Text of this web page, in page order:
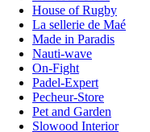
House of Rugby
La sellerie de Maé
Made in Paradis
Nauti-wave
On-Fight
Padel-Expert
Pecheur-Store
Pet and Garden
Slowood Interior